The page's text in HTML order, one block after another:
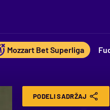
Mozzart Bet Superliga
PODELI SADRŽAJ